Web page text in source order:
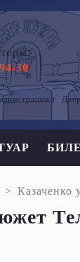
30
г.
Казаченко